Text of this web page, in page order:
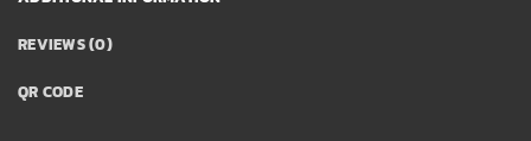
REVIEWS (0)
QR CODE